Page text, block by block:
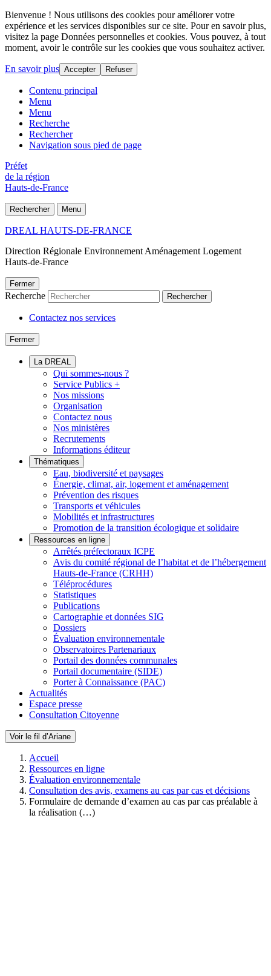
Bienvenue ! Nous utilisons des cookies pour améliorer votre
expérience et les services disponibles sur ce site. Pour en savoir plus,
visitez la page Données personnelles et cookies. Vous pouvez, à tout
moment, avoir le contrôle sur les cookies que vous souhaitez activer.
En savoir plus Accepter Refuser
Contenu principal
Menu
Menu
Recherche
Rechercher
Navigation sous pied de page
Préfet
de la région
Hauts-de-France
Rechercher Menu
DREAL HAUTS-DE-FRANCE
Direction Régionale Environnement Aménagement Logement
Hauts-de-France
Fermer
Recherche Rechercher
Contactez nos services
Fermer
La DREAL
Qui sommes-nous ?
Service Publics +
Nos missions
Organisation
Contactez nous
Nos ministères
Recrutements
Informations éditeur
Thématiques
Eau, biodiversité et paysages
Énergie, climat, air, logement et aménagement
Prévention des risques
Transports et véhicules
Mobilités et infrastructures
Promotion de la transition écologique et solidaire
Ressources en ligne
Arrêtés préfectoraux ICPE
Avis du comité régional de l’habitat et de l’hébergement
Hauts-de-France (CRHH)
Téléprocédures
Statistiques
Publications
Cartographie et données SIG
Dossiers
Évaluation environnementale
Observatoires Partenariaux
Portail des données communales
Portail documentaire (SIDE)
Porter à Connaissance (PAC)
Actualités
Espace presse
Consultation Citoyenne
Voir le fil d’Ariane
Accueil
Ressources en ligne
Évaluation environnementale
Consultation des avis, examens au cas par cas et décisions
Formulaire de demande d’examen au cas par cas préalable à
la réalisation (…)